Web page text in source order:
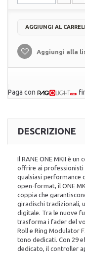
AGGIUNGI AL
Aggiungi alla
Paga con
DESCRIZIONE
Il RANE ONE MKII è
offrire ai professionisti
qualsiasi performance
open-format, il ONE
coppia che
giradischi tradizionali,
digitale. Tra le nuove
trasforma i fader del
Roll e Ring Modulator
tono dedicati. Con 29
dedicato, il controller